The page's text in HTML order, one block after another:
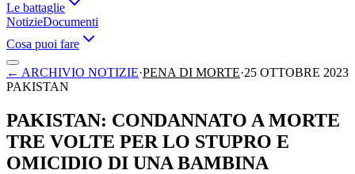
Le battaglie
NotizieDocumenti
Cosa puoi fare
← ARCHIVIO NOTIZIE·PENA DI MORTE·25 OTTOBRE 2023
PAKISTAN
PAKISTAN: CONDANNATO A MORTE
TRE VOLTE PER LO STUPRO E
OMICIDIO DI UNA BAMBINA